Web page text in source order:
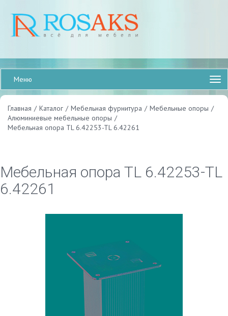
Меню
Главная / Каталог / Мебельная фурнитура / Мебельные опоры /
Алюминиевые мебельные опоры /
Мебельная опора TL 6.42253-TL 6.42261
Мебельная опора TL 6.42253-TL
6.42261